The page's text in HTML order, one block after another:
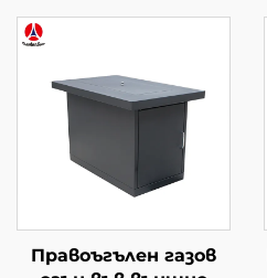
Правоъгълен газов